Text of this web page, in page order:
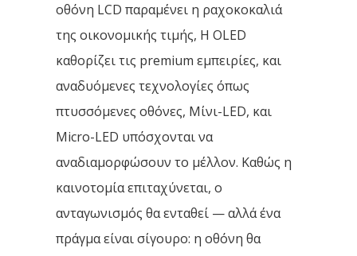
οθόνη LCD παραμένει η ραχοκοκαλιά
της οικονομικής τιμής, Η OLED
καθορίζει τις premium εμπειρίες, και
αναδυόμενες τεχνολογίες όπως
πτυσσόμενες οθόνες, Μίνι-LED, και
Micro-LED υπόσχονται να
αναδιαμορφώσουν το μέλλον. Καθώς η
καινοτομία επιταχύνεται, ο
ανταγωνισμός θα ενταθεί — αλλά ένα
πράγμα είναι σίγουρο: η οθόνη θα